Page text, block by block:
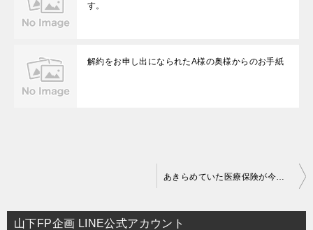
す。
解約をお申し出になられたA様の奥様からのお手紙
ナ
あきらめていた医療保険が今回加入できよかったです。
山下FP企画 LINE公式アカウント